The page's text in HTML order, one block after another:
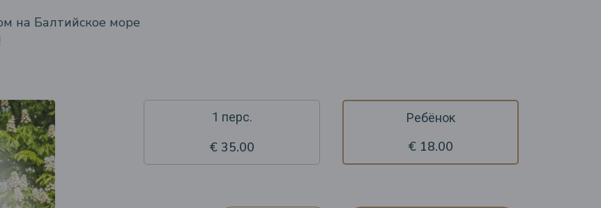
на Балтийское море
1 перс.
€ 35.00
Ребёнок
€ 18.00